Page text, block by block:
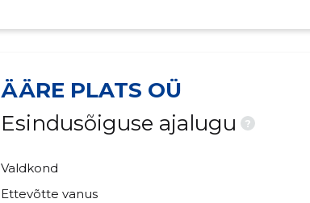
ÄÄRE PLATS OÜ
Esindusõiguse ajalugu
?
Valdkond
Ettevõtte vanus